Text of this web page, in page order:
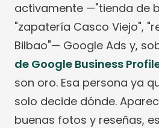
activamente —"tienda de
"zapatería Casco Viejo",
Bilbao"— Google Ads y,
de Google Business
son oro. Esa persona ya
solo decide dónde.
buenas fotos y reseñas,